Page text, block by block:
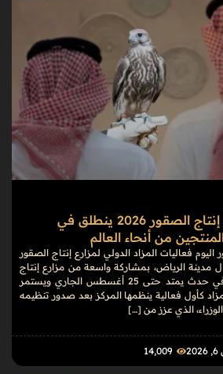
المزاد الدولي لمزارع إنتاج الصقور 2026 ينطلق في
من أنحاء العالم
فعاليات المزاد الدولي لمزارع إنتاج الصقور
مدينة الرياض، بمشاركة واسعة من مزارع إنتاج
الصقور المحلية والدولية، في حدث يمتد حتى 25 أغسطس الجاري ويستمر
المزاد كأول فعالية ينظمها المركز بعد صدور تنظيمه
الذي عزز من […]
14٬009